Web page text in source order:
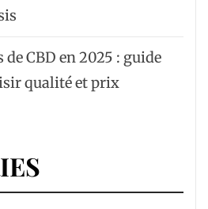
CBD en 2025 : guide
qualité et prix